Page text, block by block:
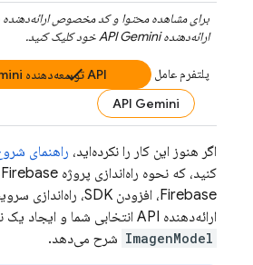
برای مشاهده محتوا و کد مخصوص
ارائه‌دهندهAPI Geminiخود کلیک کنید.
پلتفرم عامل
API توسعه‌دهنده Gemini،
API Gemini
اگر هنوز این کار را نکرده‌اید، راهنمای
ارائه‌دهنده API انتخابی شما و ایجاد یک نمونه
ImagenModel شرح می‌دهد.